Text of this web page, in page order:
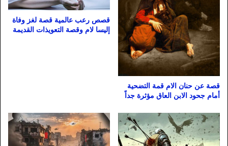
قصة عن حنان الام قمة التضحية
أمام جحود الابن العاق مؤثرة جداً
قصص رعب عالمية قصة لغز وفاة
إليسا لام وقصة التعويذات القديمة